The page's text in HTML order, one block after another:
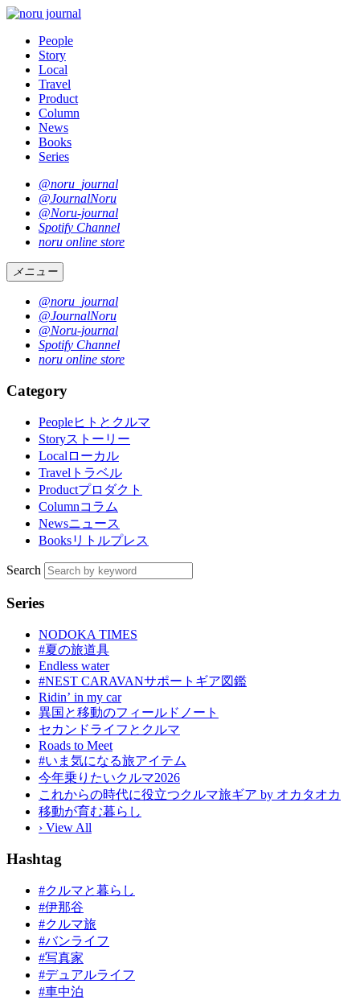
People
Story
Local
Travel
Product
Column
News
Books
Series
@noru_journal
@JournalNoru
@Noru-journal
Spotify Channel
noru online store
メニュー
@noru_journal
@JournalNoru
@Noru-journal
Spotify Channel
noru online store
Category
Peopleヒトとクルマ
Storyストーリー
Localローカル
Travel トラベル
Productプロダクト
Columnコラム
Newsニュース
Booksリトルプレス
Search
Series
NODOKA TIMES
#夏の旅道具
Endless water
#NEST CARAVANサポートギア図鑑
Ridinʼ in my car
異国と移動のフィールドノート
セカンドライフとクルマ
Roads to Meet
#いま気になる旅アイテム
今年乗りたいクルマ2026
これからの時代に役立つクルマ旅ギア by オカタオカ
移動が育む暮らし
› View All
Hashtag
#クルマと暮らし
#伊那谷
#クルマ旅
#バンライフ
#写真家
#デュアルライフ
#車中泊